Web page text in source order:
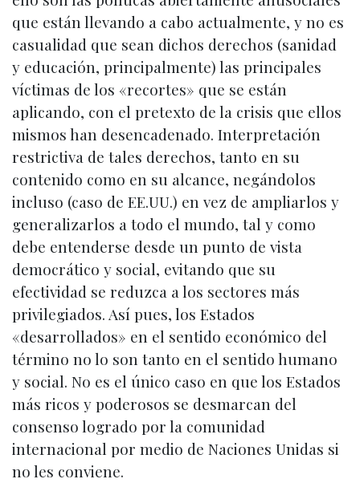
que están llevando a cabo actualmente, y no es
casualidad que sean dichos derechos (sanidad
y educación, principalmente) las principales
víctimas de los «recortes» que se están
aplicando, con el pretexto de la crisis que ellos
mismos han desencadenado. Interpretación
restrictiva de tales derechos, tanto en su
contenido como en su alcance, negándolos
incluso (caso de EE.UU.) en vez de ampliarlos y
generalizarlos a todo el mundo, tal y como
debe entenderse desde un punto de vista
democrático y social, evitando que su
efectividad se reduzca a los sectores más
privilegiados. Así pues, los Estados
«desarrollados» en el sentido económico del
término no lo son tanto en el sentido humano
y social. No es el único caso en que los Estados
más ricos y poderosos se desmarcan del
consenso logrado por la comunidad
internacional por medio de Naciones Unidas si
no les conviene.